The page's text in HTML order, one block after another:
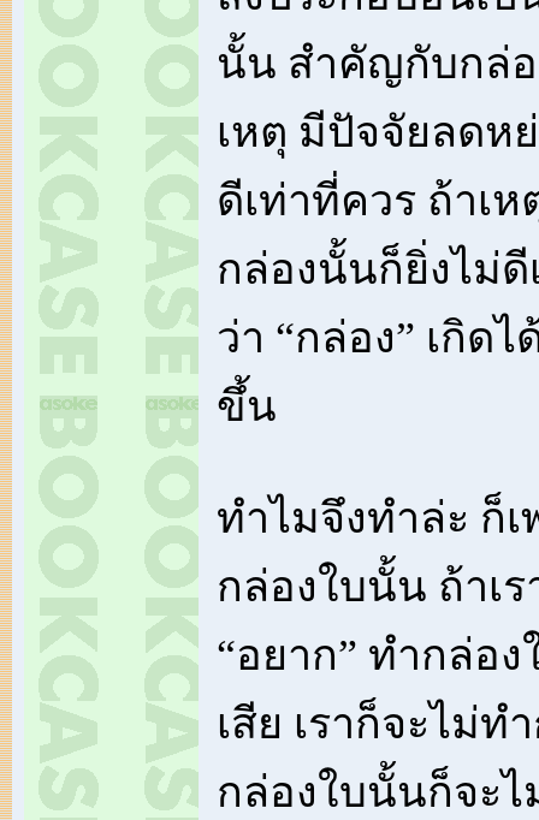
นั้น สำคัญกับกล่อ
เหตุ มีปัจจัยลดห
ดีเท่าที่ควร ถ้าเ
กล่องนั้นก็ยิ่งไม่ดี
ว่า “กล่อง” เกิด
ขึ้น
ทำไมจึงทำล่ะ ก็เ
กล่องใบนั้น ถ้าเ
“อยาก” ทำกล่อ
เสีย เราก็จะไม่ท
กล่องใบนั้นก็จะไ